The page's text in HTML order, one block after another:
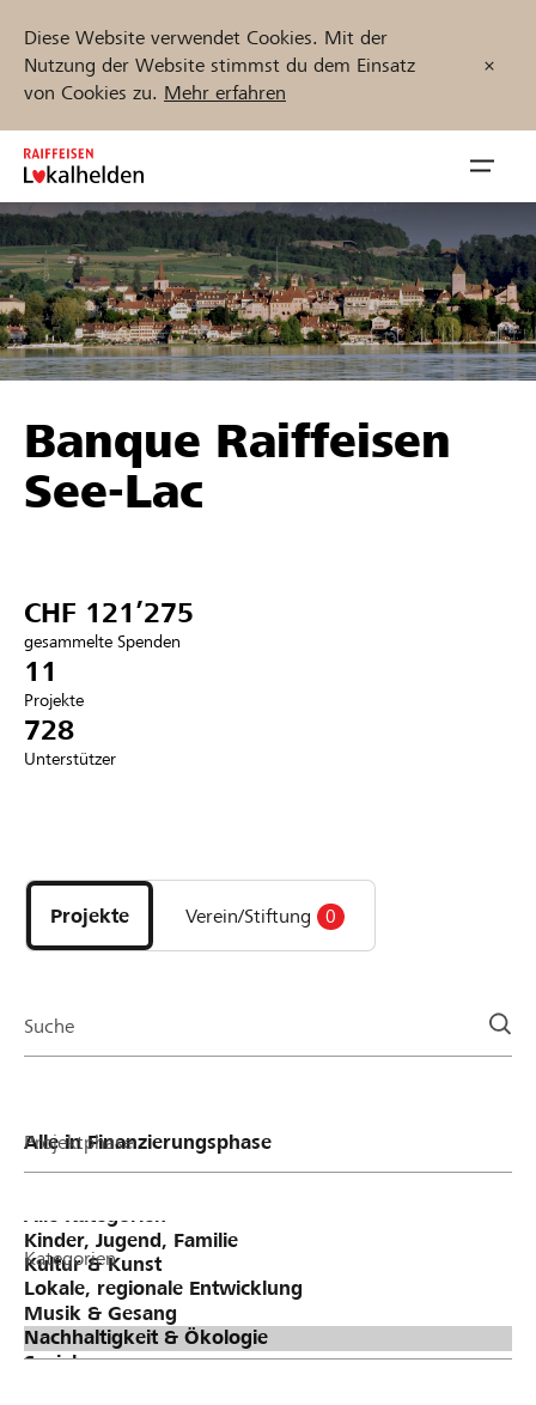
Diese Website verwendet Cookies. Mit der
Nutzung der Website stimmst du dem Einsatz
von Cookies zu. Mehr erfahren
Zum
Inhalt
springen
öffnen
Unterstützen
Hilfe & Support
Anmelden
Projekte und Organisationen finden
Jetzt starten
DE FR IT
Banque Raiffeisen
See-Lac
CHF 121’275
gesammelte Spenden
11
Projekte
728
Unterstützer
Projekte
und
Organisationen
Projekte Verein/Stiftung 0
Suche
Projektphase
Kategorien